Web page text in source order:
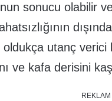
sonucu olabilir
utanç
ve kafa derisini
REKLAM